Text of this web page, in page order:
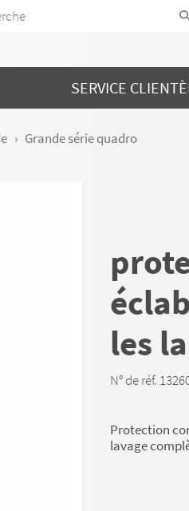
SERVICE
Grande série quadro
les
N° de réf.
Protection
lavage